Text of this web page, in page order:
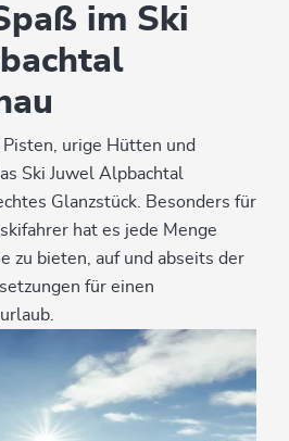
im Ski
urige Hütten und
Ski Juwel Alpbachtal
Glanzstück. Besonders für
hat es jede Menge
zu bieten, auf und abseits der
für einen